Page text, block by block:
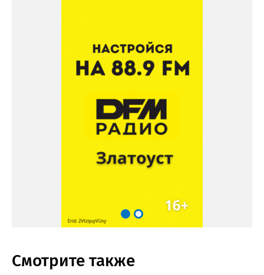
Смотрите также